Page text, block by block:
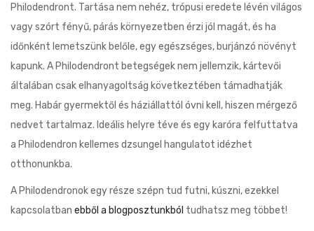
Philodendront. Tartása nem nehéz, trópusi eredete lévén világos
vagy szórt fényű, párás környezetben érzi jól magát, és ha
időnként lemetszünk belőle, egy egészséges, burjánzó növényt
kapunk. A Philodendront betegségek nem jellemzik, kártevői
általában csak elhanyagoltság következtében támadhatják
meg. Habár gyermektől és háziállattól óvni kell, hiszen mérgező
nedvet tartalmaz. Ideális helyre téve és egy karóra felfuttatva
a Philodendron kellemes dzsungel hangulatot idézhet
otthonunkba.
A Philodendronok egy része szépn tud futni, kúszni, ezekkel
kapcsolatban ebből a blogposztunkból tudhatsz meg többet!